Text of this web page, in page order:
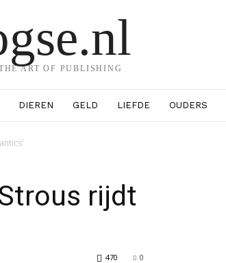
ART OF PUBLISHING
DIEREN GELD LIEFDE OUDERS
rijdt
0
470